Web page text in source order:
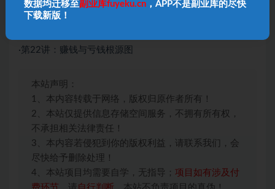
·第20讲：类目赚钱画像（六）
·第22讲：赚钱与亏钱根源图
本站声明：
1、本内容转载于网络，版权归原作者所有！
2、本站仅提供信息存储空间服务，不拥有所有权，
不承担相关法律责任！
3、本内容若侵犯到你的版权利益，请联系我们，会
尽快给予删除处理！
4、本站项目均需要自学，无指导； 项目如有涉及付
数据均迁移至副业库fuyeku.cn ，APP不是副业库的尽快
下载新版！